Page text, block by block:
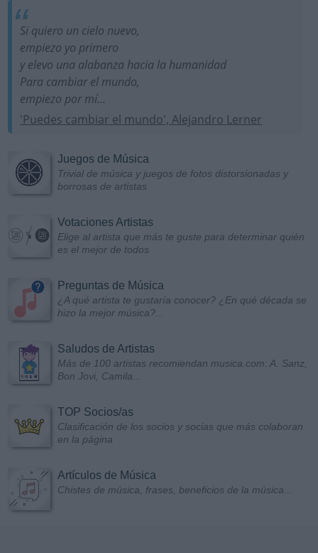
Si quiero un cielo nuevo,
empiezo yo primero
y elevo una alabanza hacia la humanidad
Para cambiar el mundo,
empiezo por mí...
'Puedes cambiar el mundo', Alejandro Lerner
Juegos de Música
Trivial de música y juegos de fotos distorsionadas y
borrosas de artistas
Votaciones Artistas
Elige al artista que más te guste para determinar quién
es el mejor de todos
Preguntas de Música
¿A qué artista te gustaría conocer? ¿En qué década se
hizo la mejor música?...
Saludos de Artistas
Más de 100 artistas recomiendan musica.com: A. Sanz,
Bon Jovi, Camila...
TOP Socios/as
Clasificación de los socios y socias que más colaboran
en la página
Artículos de Música
Chistes de música, frases, beneficios de la música...